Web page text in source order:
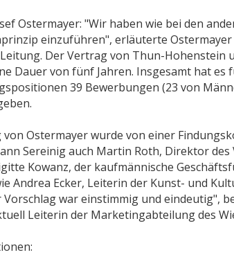
Ostermayer: "Wir haben wie bei den
einzuführen", erläuterte
Der Vertrag von Thun-Hohenstein
Dauer von fünf Jahren. Insgesamt hat es
39 Bewerbungen (23 von
von Ostermayer wurde von einer
Sereinig auch Martin Roth, Direktor
Kowanz, der kaufmännische
Andrea Ecker, Leiterin der Kunst- und
war einstimmig und eindeutig",
Leiterin der Marketingabteilung des